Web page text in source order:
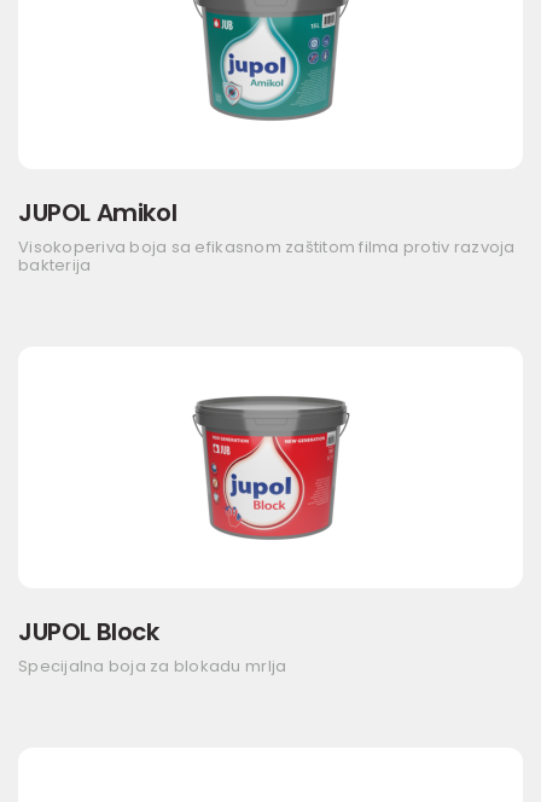
JUPOL Amikol
Visokoperiva boja sa efikasnom zaštitom filma protiv razvoja
bakterija
JUPOL Block
Specijalna boja za blokadu mrlja